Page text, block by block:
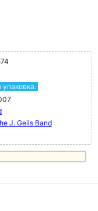
J. Geils Band